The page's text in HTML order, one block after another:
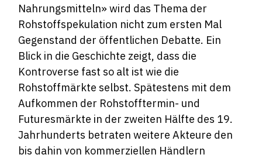
Nahrungsmitteln» wird das Thema der
Rohstoffspekulation nicht zum ersten Mal
Gegenstand der öffentlichen Debatte. Ein
Blick in die Geschichte zeigt, dass die
Kontroverse fast so alt ist wie die
Rohstoffmärkte selbst. Spätestens mit dem
Aufkommen der Rohstofftermin- und
Futuresmärkte in der zweiten Hälfte des 19.
Jahrhunderts betraten weitere Akteure den
bis dahin von kommerziellen Händlern